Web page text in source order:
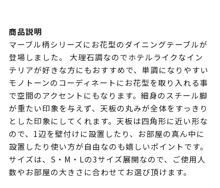
商品説明
マーブル柄シリーズにお花型のダイニングテーブルが
登場しました。 大理石調なのでホテルライクなイン
テリアが好きな方にもおすすめで、単調になりやすい
モノトーンのコーディネートにお花型を取り入れる事
で空間のアクセントにもなります。細身のスチール脚
が重たい印象を与えず、天板の丸みが全体をすっきり
とした印象にしてくれます。天板は四角形に近い形な
ので、1辺を壁付けに設置したり、お部屋の真ん中に
設置したり使い方が自由なのも嬉しいポイントです。
サイズは、S・M・Lの3サイズ展開なので、ご使用人
数やお部屋の大きさに合わせてお選び頂けます。